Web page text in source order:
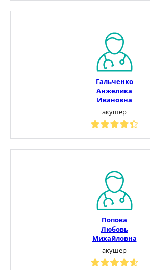
Гальченко
Анжелика
Ивановна
акушер
Попова
Любовь
Михайловна
акушер